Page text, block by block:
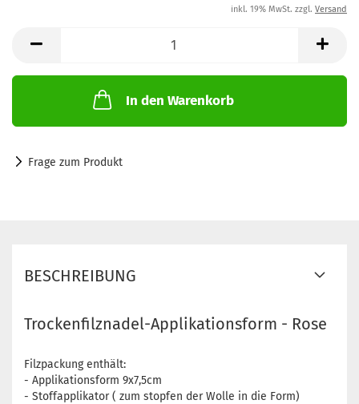
inkl. 19% MwSt. zzgl. Versand
In den Warenkorb
Frage zum Produkt
BESCHREIBUNG
Trockenfilznadel-Applikationsform - Rose
Filzpackung enthält:
- Applikationsform 9x7,5cm
- Stoffapplikator ( zum stopfen der Wolle in die Form)